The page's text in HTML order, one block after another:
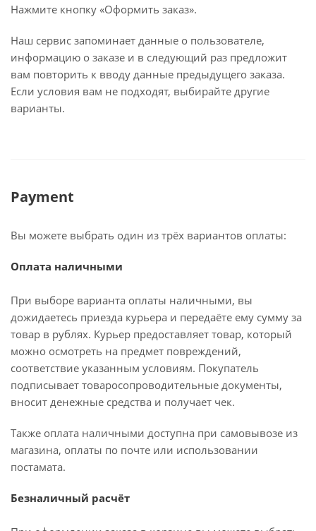
Нажмите кнопку «Оформить заказ».
Наш сервис запоминает данные о пользователе,
информацию о заказе и в следующий раз предложит
вам повторить к вводу данные предыдущего заказа.
Если условия вам не подходят, выбирайте другие
варианты.
Payment
Вы можете выбрать один из трёх вариантов оплаты:
Оплата наличными
При выборе варианта оплаты наличными, вы
дожидаетесь приезда курьера и передаёте ему сумму за
товар в рублях. Курьер предоставляет товар, который
можно осмотреть на предмет повреждений,
соответствие указанным условиям. Покупатель
подписывает товаросопроводительные документы,
вносит денежные средства и получает чек.
Также оплата наличными доступна при самовывозе из
магазина, оплаты по почте или использовании
постамата.
Безналичный расчёт